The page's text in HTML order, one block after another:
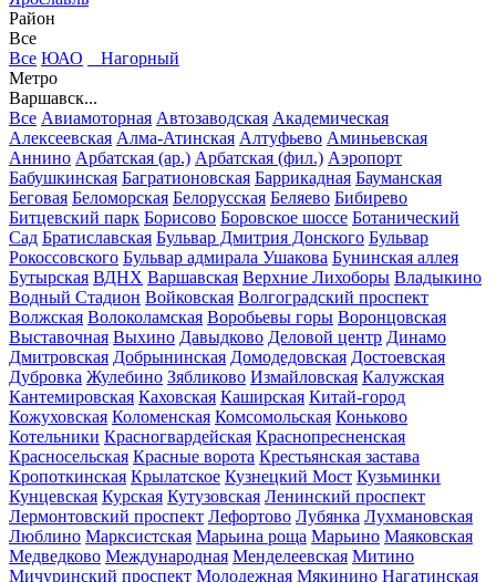
Район
Все
Все ЮАО
Нагорный
Метро
Варшавск...
Все Авиамоторная Автозаводская Академическая
Алексеевская Алма-Атинская Алтуфьево Аминьевская
Аннино Арбатская (ар.) Арбатская (фил.) Аэропорт
Бабушкинская Багратионовская Баррикадная Бауманская
Беговая Беломорская Белорусская Беляево Бибирево
Битцевский парк Борисово Боровское шоссе Ботанический
Сад Братиславская Бульвар Дмитрия Донского Бульвар
Рокоссовского Бульвар адмирала Ушакова Бунинская аллея
Бутырская ВДНХ Варшавская Верхние Лихоборы Владыкино
Водный Стадион Войковская Волгоградский проспект
Волжская Волоколамская Воробьевы горы Воронцовская
Выставочная Выхино Давыдково Деловой центр Динамо
Дмитровская Добрынинская Домодедовская Достоевская
Дубровка Жулебино Зябликово Измайловская Калужская
Кантемировская Каховская Каширская Китай-город
Кожуховская Коломенская Комсомольская Коньково
Котельники Красногвардейская Краснопресненская
Красносельская Красные ворота Крестьянская застава
Кропоткинская Крылатское Кузнецкий Мост Кузьминки
Кунцевская Курская Кутузовская Ленинский проспект
Лермонтовский проспект Лефортово Лубянка Лухмановская
Люблино Марксистская Марьина роща Марьино Маяковская
Медведково Международная Менделеевская Митино
Мичуринский проспект Молодежная Мякинино Нагатинская